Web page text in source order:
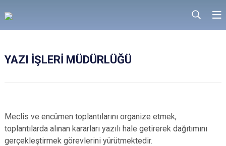
YAZI İŞLERİ MÜDÜRLÜĞÜ
Meclis ve encümen toplantılarını organize etmek,
toplantılarda alınan kararları yazılı hale getirerek dağıtımını
gerçekleştirmek görevlerini yürütmektedir.